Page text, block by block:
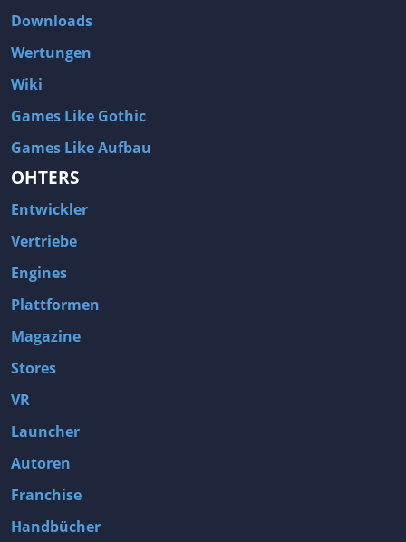
Downloads
Wertungen
Wiki
Games Like Gothic
Games Like Aufbau
OHTERS
Entwickler
Vertriebe
Engines
Plattformen
Magazine
Stores
VR
Launcher
Autoren
Franchise
Handbücher